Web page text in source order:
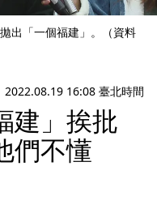
出「一個福建」。（資料
2022.08.19 16:08 臺北時間
建」挨批
們不懂